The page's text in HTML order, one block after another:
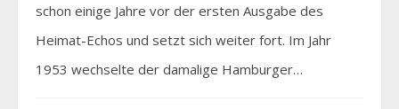
schon einige Jahre vor der ersten Ausgabe des
Heimat-Echos und setzt sich weiter fort. Im Jahr
1953 wechselte der damalige Hamburger…